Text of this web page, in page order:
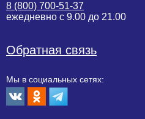
8 (800) 700-51-37
ежедневно с 9.00 до 21.00
Обратная связь
Мы в социальных сетях: